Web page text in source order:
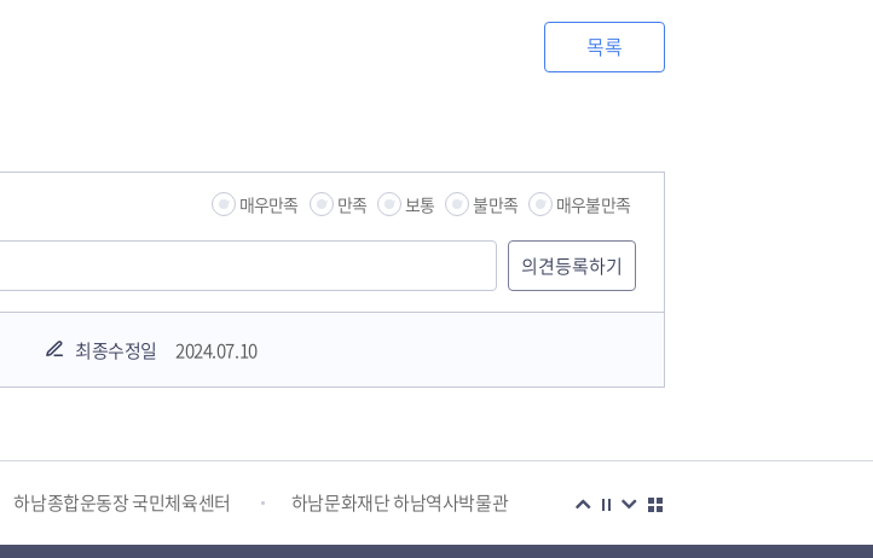
목록
매우만족 만족 보통 불만족 매우불만족
최종수정일 2024.07.10
하남종합운동장 국민체육센터 하남문화재단 하남역사박물관